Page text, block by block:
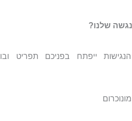
שלנו?
ייפתח בפניכם תפריט ובו